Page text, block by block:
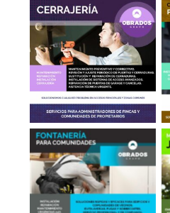
Cerrajería
Fontanería